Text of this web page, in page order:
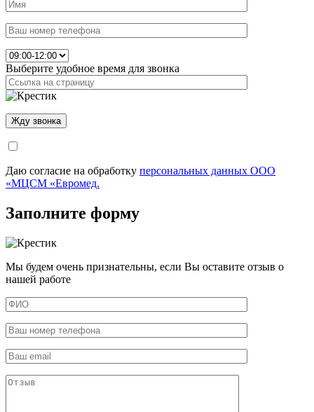
Выберите удобное время для звонка
Даю согласие на обработку персональных данных ООО
«МЦСМ «Евромед.
Заполните форму
Мы будем очень признательны, если Вы оставите отзыв о
нашей работе